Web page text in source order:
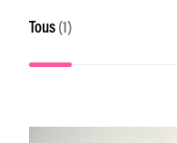
Tous (1)